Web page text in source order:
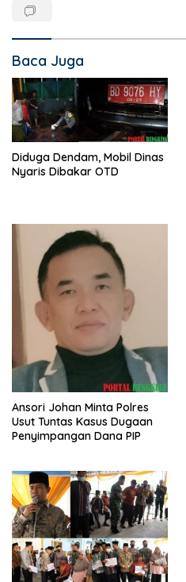
Baca Juga
Diduga Dendam, Mobil Dinas
Nyaris Dibakar OTD
Ansori Johan Minta Polres
Usut Tuntas Kasus Dugaan
Penyimpangan Dana PIP